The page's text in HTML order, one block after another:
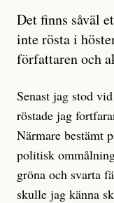
Artikeln
är sant, vad som
ännu mer
misstänkta
får veta är att
under åren, att
sociala medier, att
på personens
anonyma röster
Det finns såväl
inte rösta i
författaren och
Senast jag stod
röstade jag
Närmare bestämt
politisk
gröna och svarta
skulle jag känna